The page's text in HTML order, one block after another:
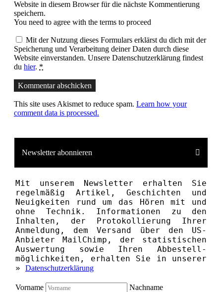
Website in diesem Browser für die nächste Kommentierung
speichern.
You need to agree with the terms to proceed
Mit der Nutzung dieses Formulars erklärst du dich mit der
Speicherung und Verarbeitung deiner Daten durch diese
Website einverstanden. Unsere Datenschutzerklärung findest
du hier. *
Kommentar abschicken
This site uses Akismet to reduce spam. Learn how your
comment data is processed.
Newsletter abonnieren
Mit unserem News­letter erhalten Sie
regelmäßig Artikel, Geschichten und
Neuigkeiten rund um das Hören mit und
ohne Technik. Informationen zu den
Inhalten, der Proto­kollierung Ihrer
Anmeldung, dem Versand über den US-
Anbieter MailChimp, der statistischen
Aus­wertung sowie Ihren Ab­bestell­­
möglichkeiten, erhalten Sie in unserer
» Datenschutzerklärung
Vorname
Nachname